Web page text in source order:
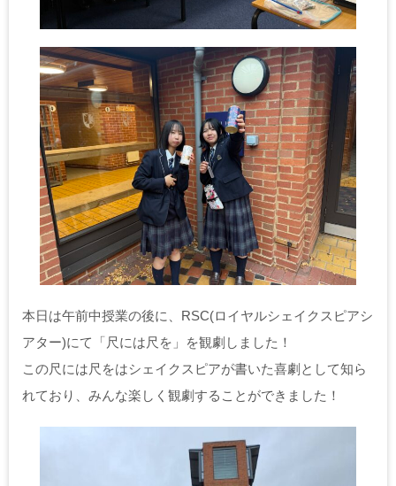
本日は午前中授業の後に、RSC(ロイヤルシェイクスピアシ
アター)にて「尺には尺を」を観劇しました！
この尺には尺をはシェイクスピアが書いた喜劇として知ら
れており、みんな楽しく観劇することができました！